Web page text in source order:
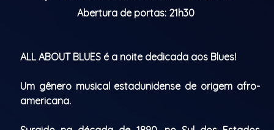
Abertura de portas: 21h30
ALL ABOUT BLUES é a noite dedicada aos Blues!
Um gênero musical estadunidense de origem afro-
americana.